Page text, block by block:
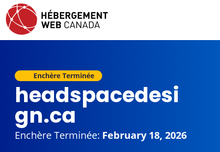
Enchère Terminée
headspacedesi
gn.ca
Enchère Terminée: February 18, 2026